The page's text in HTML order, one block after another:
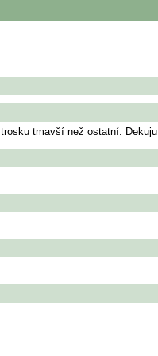
tmavší než ostatní. Dekuju